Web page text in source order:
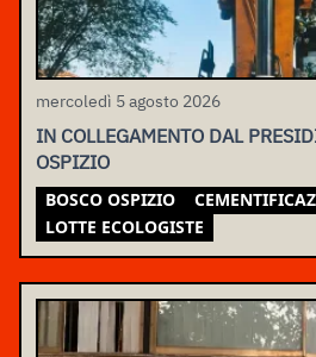
mercoledì 5 agosto 2026
IN COLLEGAMENTO DAL
OSPIZIO
BOSCO OSPIZIO
LOTTE ECOLOGISTE